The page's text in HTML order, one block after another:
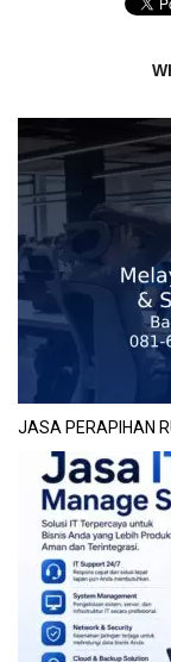
JASA PERAPIHAN